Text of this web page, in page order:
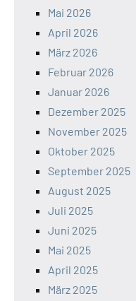
Mai 2026
April 2026
März 2026
Februar 2026
Januar 2026
Dezember 2025
November 2025
Oktober 2025
September 2025
August 2025
Juli 2025
Juni 2025
Mai 2025
April 2025
März 2025